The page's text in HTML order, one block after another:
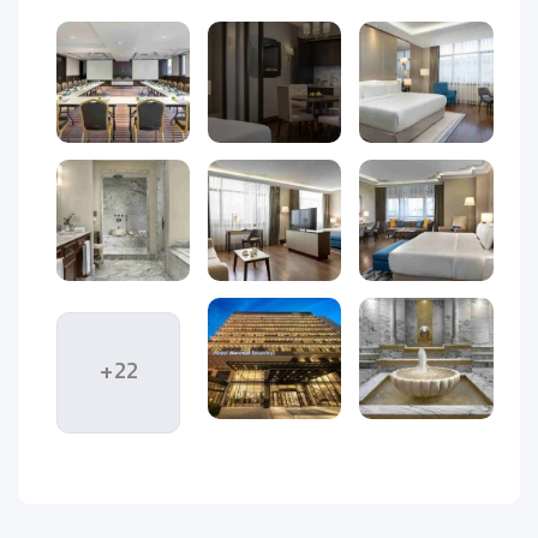
استانبولاز محبوب‌ترین مقاصد سفر برای ایرانیان است؛ شهری با
ترکیب تاریخ، خرید و زندگی مدرن. نزدیکی به ایران، عدم نیاز به ویزا و
پروازهای متعدد، استانبول را به انتخابی ایده‌آل برای سفرهای
کوتاه شهری تبدیل کرده است.
هتل بارسلو استانبولیکی از هتل‌های پنج‌ستاره، مدرن و
خوش‌موقعیت این شهر است و در نزدیکی میدان تکسیم قرار دارد.
این موقعیت، دسترسی آسان به خیابان استقلال، مراکز خرید،
کافه‌ها و حمل‌ونقل عمومی را فراهم می‌کند.
استانبول
تاریخ، خرید، غذا و زندگی شهری، مقصدی محبوب برای ایرانیان
محسوب می‌شود. در چنین شهری، انتخاب هتلی با موقعیت
+22